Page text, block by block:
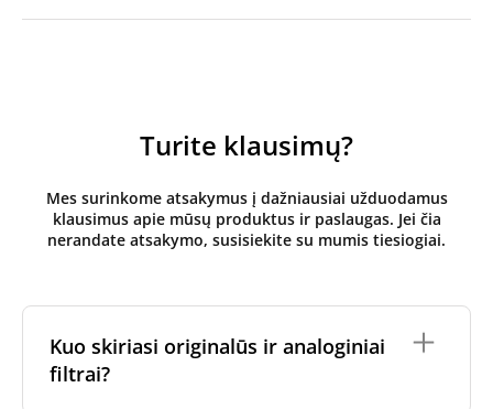
Turite klausimų?
Mes surinkome atsakymus į dažniausiai užduodamus
klausimus apie mūsų produktus ir paslaugas. Jei čia
nerandate atsakymo, susisiekite su mumis tiesiogiai.
Kuo skiriasi originalūs ir analoginiai
filtrai?